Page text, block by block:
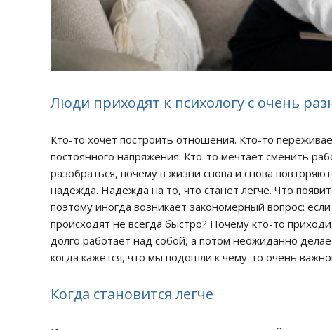
Люди приходят к психологу с очень
Кто-то хочет построить отношения. Кто-то
постоянного напряжения. Кто-то мечтает сменить
разобраться, почему в жизни снова и снова
надежда. Надежда на то, что станет легче. Что
поэтому иногда возникает закономерный вопрос:
происходят не всегда быстро? Почему кто-то
долго работает над собой, а потом неожиданно
когда кажется, что мы подошли к чему-то очень
Когда становится легче